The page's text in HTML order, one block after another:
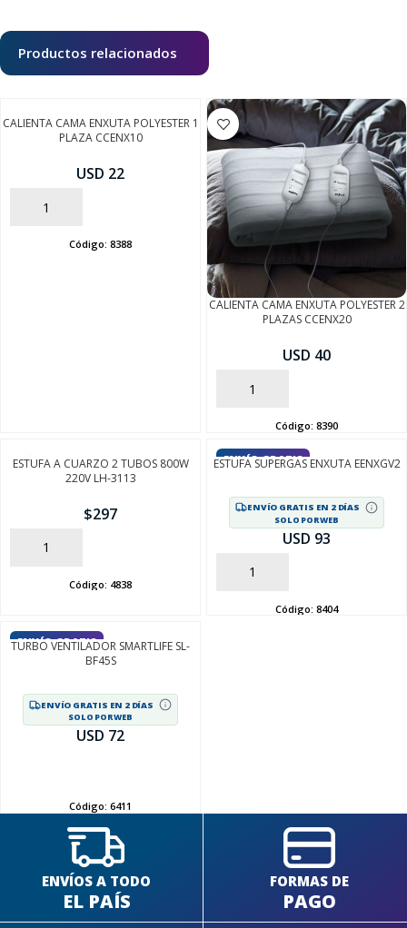
Productos relacionados
CALIENTA CAMA ENXUTA POLYESTER 1
PLAZA CCENX10
USD 22
AÑADIR
Código: 8388
CALIENTA CAMA ENXUTA POLYESTER 2
PLAZAS CCENX20
USD 40
AÑADIR
Código: 8390
ESTUFA A CUARZO 2 TUBOS 800W
220V LH-3113
$297
AÑADIR
Código: 4838
ENVÍO GRATIS
ESTUFA SUPERGAS ENXUTA EENXGV2
ENVÍO GRATIS EN 2 DÍAS
SOLO POR WEB
USD 93
AÑADIR
Código: 8404
ENVÍO GRATIS
TURBO VENTILADOR SMARTLIFE SL-
BF45S
ENVÍO GRATIS EN 2 DÍAS
SOLO POR WEB
USD 72
Código: 6411
ENVÍOS A TODO
EL PAÍS
FORMAS DE
PAGO